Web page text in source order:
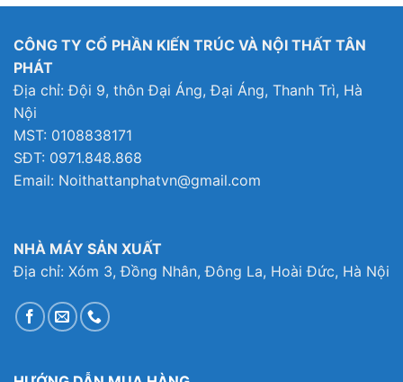
CÔNG TY CỔ PHẦN KIẾN TRÚC VÀ NỘI THẤT TÂN
PHÁT
Địa chỉ: Đội 9, thôn Đại Áng, Đại Áng, Thanh Trì, Hà
Nội
MST: 0108838171
SĐT: 0971.848.868
Email: Noithattanphatvn@gmail.com
NHÀ MÁY SẢN XUẤT
Địa chỉ: Xóm 3, Đồng Nhân, Đông La, Hoài Đức, Hà Nội